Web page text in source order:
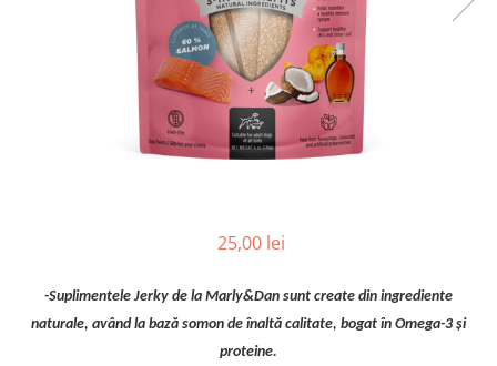
25,00 lei
-Suplimentele Jerky de la Marly&Dan sunt create din ingrediente
naturale, având la bază somon de înaltă calitate, bogat în Omega-3 și
proteine.